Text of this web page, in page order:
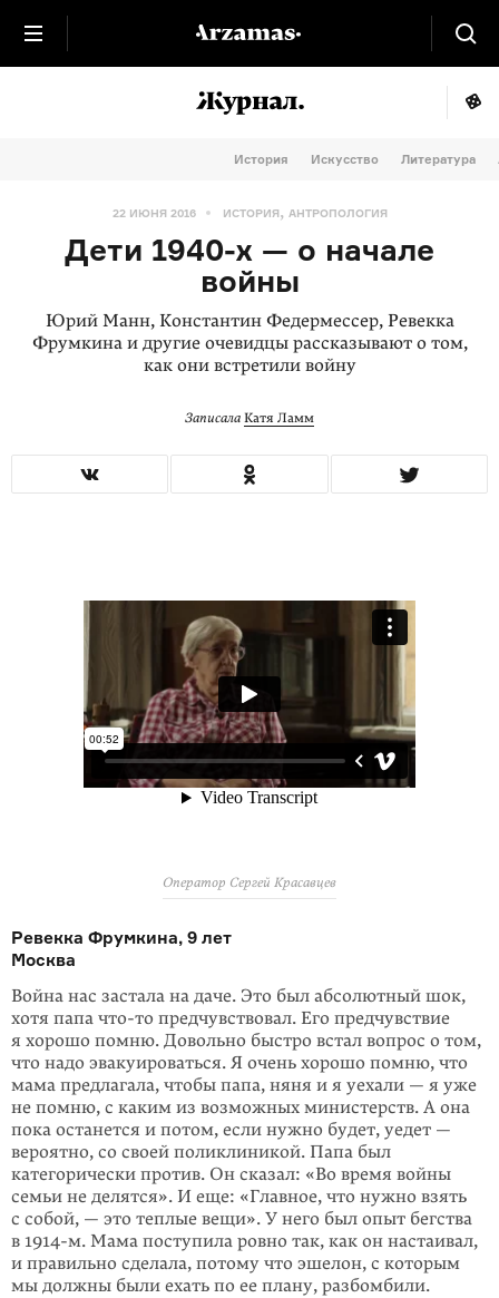
История Искусство Литература
22 ИЮНЯ 2016 ИСТОРИЯ, АНТРОПОЛОГИЯ
Дети 1940-х — о начале
войны
Юрий Манн, Константин Федермессер, Ревекка
Фрумкина и другие очевидцы рассказывают о том,
как они встретили войну
Записала Катя Ламм
Оператор Сергей Красавцев
Ревекка Фрумкина, 9 лет
Москва
Война нас застала на даче. Это был абсолютный шок,
хотя папа что-то предчувствовал. Его предчувствие
я хорошо помню. Довольно быстро встал вопрос о том,
что надо эвакуироваться. Я очень хорошо помню, что
мама предлагала, чтобы папа, няня и я уехали — я уже
не помню, с каким из воз­можных министерств. А она
пока останется и потом, если нужно будет, уедет —
вероятно, со своей поликлиникой. Папа был
категорически против. Он сказал: «Во время войны
семьи не делятся». И еще: «Главное, что нужно взять
с собой, — это теплые вещи». У него был опыт бегства
в 1914-м. Мама поступила ровно так, как он настаивал,
и правильно сделала, потому что эшелон, с которым
мы должны были ехать по ее плану, разбомбили.